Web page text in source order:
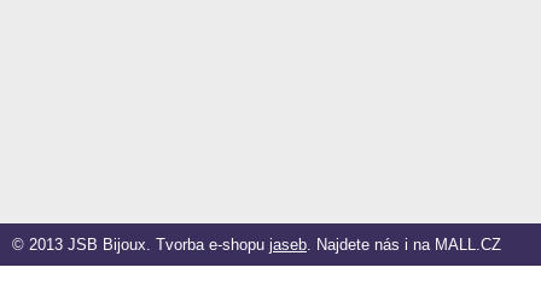
© 2013 JSB Bijoux. Tvorba e-shopu jaseb. Najdete nás i na MALL.CZ